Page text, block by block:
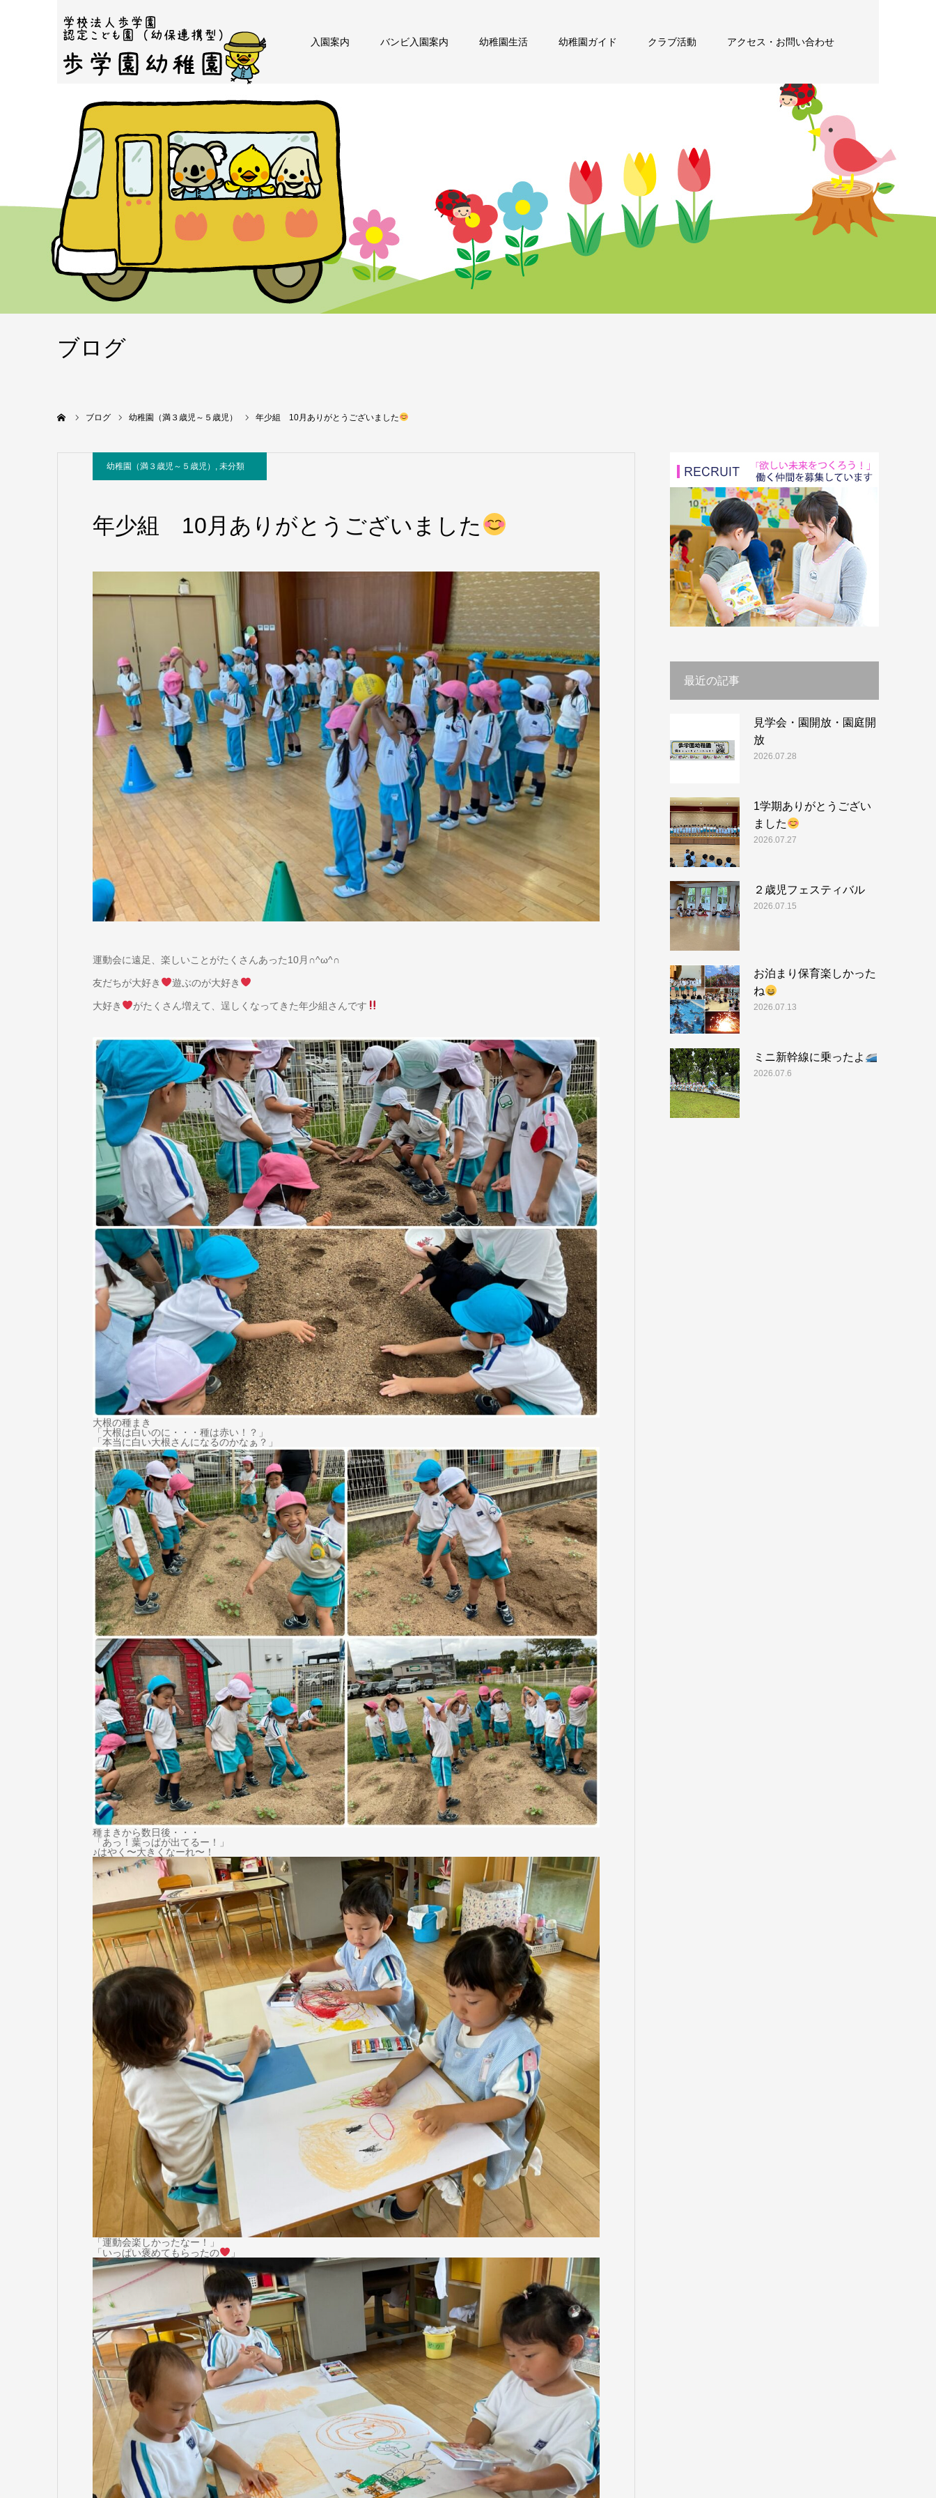
入園案内 バンビ入園案内 幼稚園生活 幼稚園ガイド クラブ活動 アクセス・お問い合わせ
ブログ
ブログ 幼稚園（満３歳児～５歳児） 年少組 10月ありがとうございました
幼稚園（満３歳児～５歳児） , 未分類
年少組 10月ありがとうございました
運動会に遠足、楽しいことがたくさんあった10月∩^ω^∩
友だちが大好き 遊ぶのが大好き
大好き がたくさん増えて、逞しくなってきた年少組さんです
大根の種まき
「大根は白いのに・・・種は赤い！？」
「本当に白い大根さんになるのかなぁ？」
種まきから数日後・・・
「あっ！葉っぱが出てるー！」
♪はやく〜大きくなーれ〜！
「運動会楽しかったなー！」
「いっぱい褒めてもらったの
」
最近の記事
見学会・園開放・園庭開
放
2026.07.28
1学期ありがとうござい
ました
2026.07.27
２歳児フェスティバル
2026.07.15
お泊まり保育楽しかった
ね
2026.07.13
ミニ新幹線に乗ったよ
2026.07.6